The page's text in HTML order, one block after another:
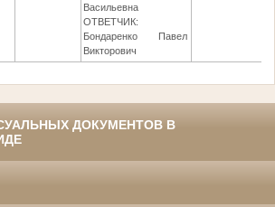
Васильевна
ОТВЕТЧИК:
Бондаренко Павел
Викторович
ДОКУМЕНТОВ В